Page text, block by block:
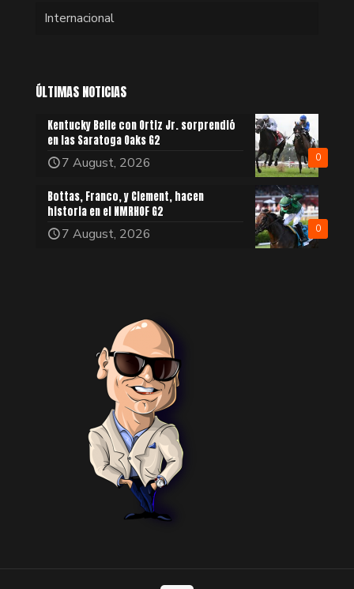
Internacional
ÚLTIMAS NOTICIAS
0
Kentucky Belle con Ortiz Jr. sorprendió
en las Saratoga Oaks G2
7 August, 2026
0
Bottas, Franco, y Clement, hacen
historia en el NMRHOF G2
7 August, 2026